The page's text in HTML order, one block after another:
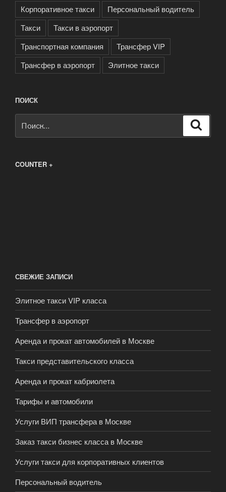
Корпоративное такси
Персональный водитель
Такси
Такси в аэропорт
Транспортная компания
Трансфер VIP
Трансфер в аэропорт
Элитное такси
ПОИСК
COUNTER +
СВЕЖИЕ ЗАПИСИ
Элитное такси VIP класса
Трансфер в аэропорт
Аренда и прокат автомобилей в Москве
Такси представительского класса
Аренда и прокат кабриолета
Тарифы и автомобили
Услуги ВИП трансфера в Москве
Заказ такси бизнес класса в Москве
Услуги такси для корпоративных клиентов
Персональный водитель